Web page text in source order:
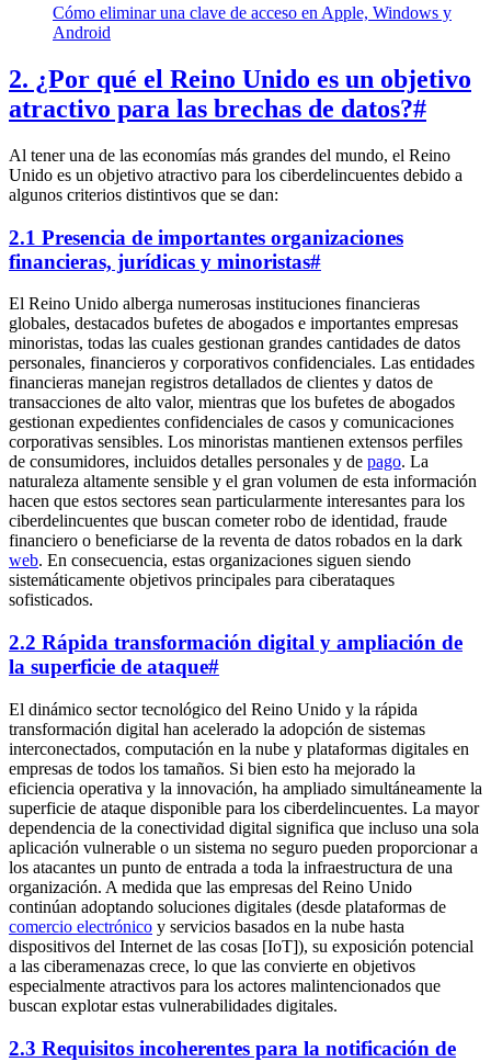
Cómo eliminar una clave de acceso en Apple, Windows y
Android
2. ¿Por qué el Reino Unido es un objetivo
atractivo para las brechas de datos?#
Al tener una de las economías más grandes del mundo, el Reino
Unido es un objetivo atractivo para los ciberdelincuentes debido a
algunos criterios distintivos que se dan:
2.1 Presencia de importantes organizaciones
financieras, jurídicas y minoristas#
El Reino Unido alberga numerosas instituciones financieras
globales, destacados bufetes de abogados e importantes empresas
minoristas, todas las cuales gestionan grandes cantidades de datos
personales, financieros y corporativos confidenciales. Las entidades
financieras manejan registros detallados de clientes y datos de
transacciones de alto valor, mientras que los bufetes de abogados
gestionan expedientes confidenciales de casos y comunicaciones
corporativas sensibles. Los minoristas mantienen extensos perfiles
de consumidores, incluidos detalles personales y de pago. La
naturaleza altamente sensible y el gran volumen de esta información
hacen que estos sectores sean particularmente interesantes para los
ciberdelincuentes que buscan cometer robo de identidad, fraude
financiero o beneficiarse de la reventa de datos robados en la dark
web. En consecuencia, estas organizaciones siguen siendo
sistemáticamente objetivos principales para ciberataques
sofisticados.
2.2 Rápida transformación digital y ampliación de
la superficie de ataque#
El dinámico sector tecnológico del Reino Unido y la rápida
transformación digital han acelerado la adopción de sistemas
interconectados, computación en la nube y plataformas digitales en
empresas de todos los tamaños. Si bien esto ha mejorado la
eficiencia operativa y la innovación, ha ampliado simultáneamente la
superficie de ataque disponible para los ciberdelincuentes. La mayor
dependencia de la conectividad digital significa que incluso una sola
aplicación vulnerable o un sistema no seguro pueden proporcionar a
los atacantes un punto de entrada a toda la infraestructura de una
organización. A medida que las empresas del Reino Unido
continúan adoptando soluciones digitales (desde plataformas de
comercio electrónico y servicios basados en la nube hasta
dispositivos del Internet de las cosas [IoT]), su exposición potencial
a las ciberamenazas crece, lo que las convierte en objetivos
especialmente atractivos para los actores malintencionados que
buscan explotar estas vulnerabilidades digitales.
2.3 Requisitos incoherentes para la notificación de